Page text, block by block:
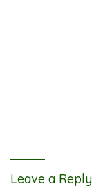
Leave a Reply